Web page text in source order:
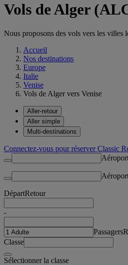
Vols de Alger
Nous proposons des vols vers les villes
Accueil
Nos destinations
Europe
Italie
Venise
Vols de Alger vers Venise
Aller-retour
Aller simple
Multi-destinations
Connectez-vous pour réserver Classic
DépartRetour
-
Passagers
Classe
Sélectionner la classe